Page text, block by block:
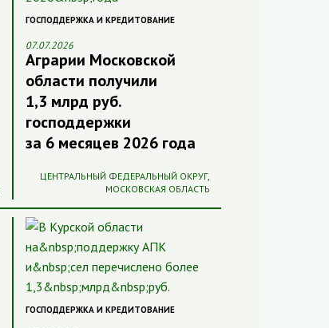
ГОСПОДДЕРЖКА И КРЕДИТОВАНИЕ
07.07.2026
Аграрии Московской
области получили
1,3 млрд руб.
господдержки
за 6 месяцев 2026 года
ЦЕНТРАЛЬНЫЙ ФЕДЕРАЛЬНЫЙ ОКРУГ,
МОСКОВСКАЯ ОБЛАСТЬ
ГОСПОДДЕРЖКА И КРЕДИТОВАНИЕ